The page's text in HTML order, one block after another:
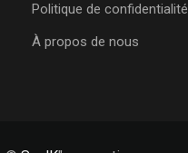
Politique de confidentialité
À propos de nous